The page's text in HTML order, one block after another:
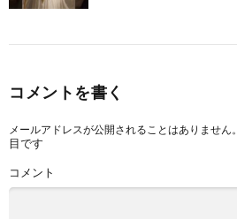
コメントを書く
メールアドレスが公開されることはありません。
目です
コメント